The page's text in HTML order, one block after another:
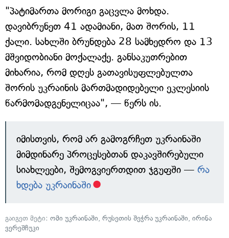
"პატიმართა მორიგი გაცვლა მოხდა.
დავიბრუნეთ 41 ადამიანი, მათ შორის, 11
ქალი. სახლში ბრუნდება 28 სამხედრო და 13
მშვიდობიანი მოქალაქე. განსაკუთრებით
მიხარია, რომ დღეს გათავისუფლებულთა
შორის უკრაინის მართმადიდებელი ეკლესიის
წარმომადგენელიცაა", — წერს ის.
იმისთვის, რომ არ გამოგრჩეთ უკრაინაში
მიმდინარე პროცესებთან დაკავშირებული
სიახლეები, შემოგვიერთდით ჯგუფში — რა
ხდება უკრაინაში
გაიგეთ მეტი: ომი უკრაინაში, რუსეთის შეჭრა უკრაინაში, ირინა
ვერეშჩუკი